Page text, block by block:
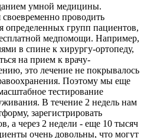
умной медицины.
своевременно проводить
определенных групп пациентов,
медпомощи. Например,
в спине к хирургу-ортопеду,
на прием к врачу-
это лечение не покрывалось
Поэтому мы еще
тестирование
В течение 2 недель нам
зарегистрировать
а через 2 недели - еще 10 тысяч
очень довольны, что могут